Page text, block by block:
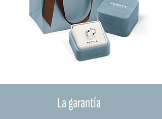
La garantía